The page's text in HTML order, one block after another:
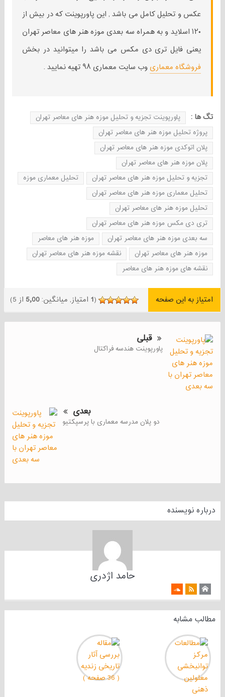
عکس و تحلیل کامل می باشد , این پاورپوینت که در بیش از
۱۲۰ اسلاید و به همراه سه بعدی موزه هنر های معاصر تهران
یعنی فایل تری دی مکس می باشد را میتوانید در بخش
فروشگاه معماری وب سایت معماری ۹۸ تهیه نمایید .
تگ ها :
پاورپوینت تجزیه و تحلیل موزه هنر های معاصر تهران
پروژه تحلیل موزه هنر های معاصر تهران
پلان اتوکدی موزه هنر های معاصر تهران
پلان موزه هنر های معاصر تهران
تجزیه و تحلیل موزه هنر های معاصر تهران
تحلیل معماری موزه
تحلیل معماری موزه هنر های معاصر تهران
تحلیل موزه هنر های معاصر تهران
تری دی مکس موزه هنر های معاصر تهران
سه بعدی موزه هنر های معاصر تهران
موزه هنر های معاصر
موزه هنر های معاصر تهران
نقشه موزه هنر های معاصر تهران
نقشه های موزه هنر های معاصر
امتیاز به این صفحه (
1 امتیاز, میانگین:5٫00 از 5)
قبلی
پاورپوینت هندسه فراکتال
بعدی
دو پلان مدرسه معماری با پرسپکتیو
درباره نویسنده
حامد اژدری
مطالب مشابه